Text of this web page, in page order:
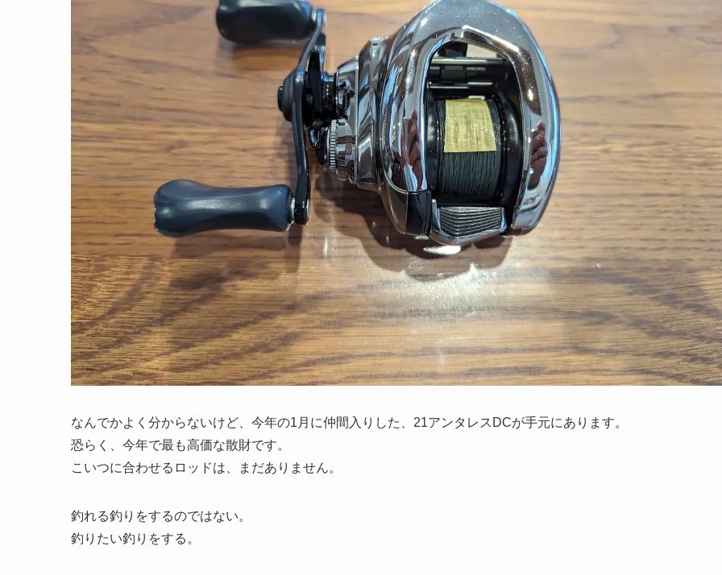
なんでかよく分からないけど、今年の1月に仲間入りした、21アンタレスDCが手元にあります。
恐らく、今年で最も高価な散財です。
こいつに合わせるロッドは、まだありません。
釣れる釣りをするのではない。
釣りたい釣りをする。